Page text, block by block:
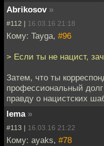
Abrikosov »
#112 | 16.03.16 21:18
Кому: Tayga, #96
> Если ты не нацист,
Затем, что ты
профессиональный
правду о нацистских
lema »
#113 | 16.03.16 21:22
Кому: ayaks, #78